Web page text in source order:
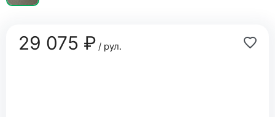
29 075 ₽/ рул.